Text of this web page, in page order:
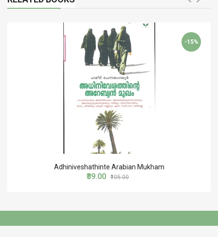
-15%
Adhiniveshathinte Arabian Mukham
₹89.00 ₹105.00